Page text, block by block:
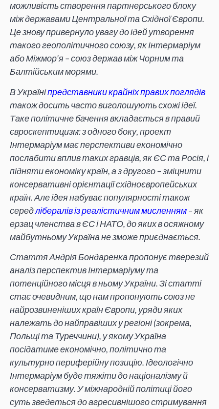
можливість створення партнерського блоку
між державами Центральної та Східної Європи.
Це знову привернуло увагу до ідей утворення
такого геополітичного союзу, як Інтермаріум
або Міжмор’я – союз держав між Чорним та
Балтійським морями.
В Україніпредставники крайніх правих поглядів
також досить часто виголошують схожі ідеї.
Таке політичне бачення вкладається в правий
євроскептицизм: з одного боку, проект
Інтермаріум має перспективи економічно
послабити вплив таких гравців, як ЄС та Росія, і
підняти економіку країн, а з другого – зміцнити
консервативні орієнтації східноєвропейських
країн. Але ідея набуває популярності також
середлібералів із реалістичним мисленням– як
ерзац членства в ЄС і НАТО, до яких в осяжному
майбутньому Україна не зможе приєднається.
Стаття Андрія Бондаренка пропонує тверезий
аналіз перспектив Інтермаріуму та
потенційного місця в ньому України. Зі статті
стає очевидним, що нам пропонують союз не
найрозвиненіших країн Європи, уряди яких
належать до найправіших у регіоні (зокрема,
Польщі та Туреччини), у якому Україна
посідатиме економічно, політично та
культурно периферійну позицію. Ідеологічно
Інтермаріум буде тяжіти до націоналізму й
консерватизму. У міжнародній політиці його
суть зведеться до агресивнішого стримування